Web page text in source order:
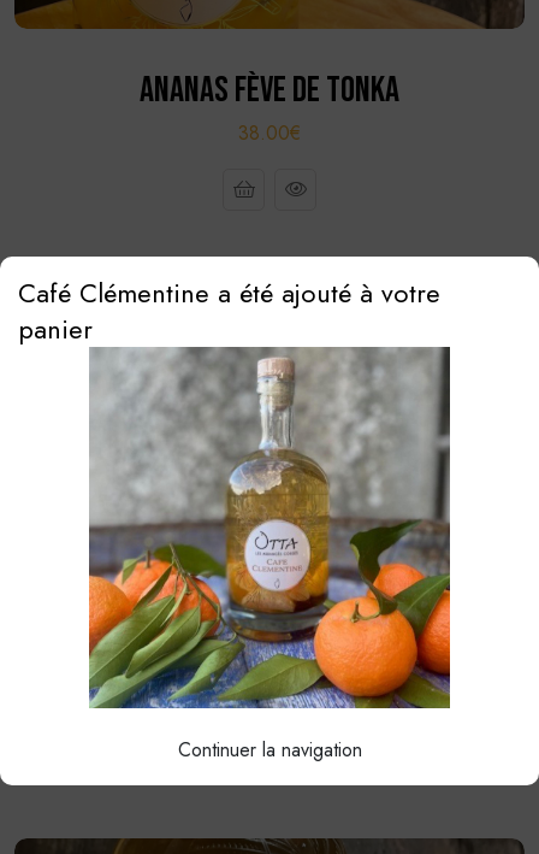
ANANAS FÈVE DE TONKA
38.00€
CÉDRAT GINGEMBRE
38.00€
Café Clémentine a été ajouté à votre
panier
Continuer la navigation